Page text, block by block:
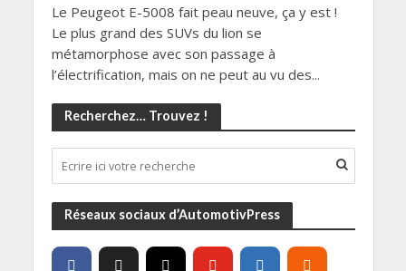
Le Peugeot E-5008 fait peau neuve, ça y est !
Le plus grand des SUVs du lion se
métamorphose avec son passage à
l’électrification, mais on ne peut au vu des...
Recherchez… Trouvez !
Réseaux sociaux d’AutomotivPress